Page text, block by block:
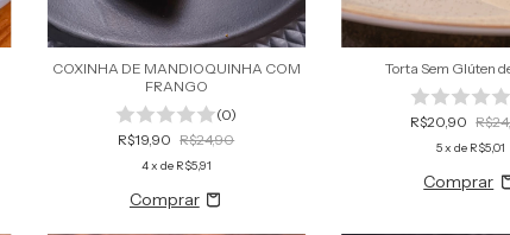
COXINHA DE MANDIOQUINHA COM
FRANGO
(0)
R$19,90 R$24,90
4x de R$5,91
Torta Sem Glúten
R$20,90
5x de R$5,01